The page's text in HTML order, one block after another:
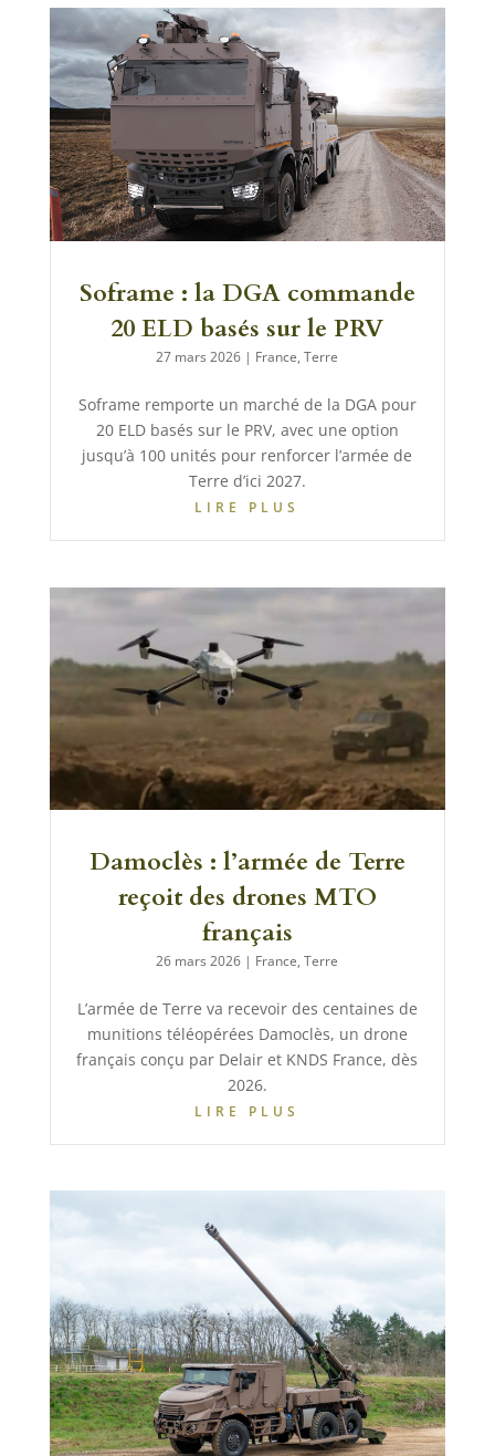
Soframe : la DGA commande
20 ELD basés sur le PRV
27 mars 2026 | France,Terre
Soframe remporte un marché de la DGA pour
20 ELD basés sur le PRV, avec une option
jusqu’à 100 unités pour renforcer l’armée de
Terre d’ici 2027.
LIRE PLUS
Damoclès : l’armée de Terre
reçoit des drones MTO
français
26 mars 2026 | France,Terre
L’armée de Terre va recevoir des centaines de
munitions téléopérées Damoclès, un drone
français conçu par Delair et KNDS France, dès
2026.
LIRE PLUS